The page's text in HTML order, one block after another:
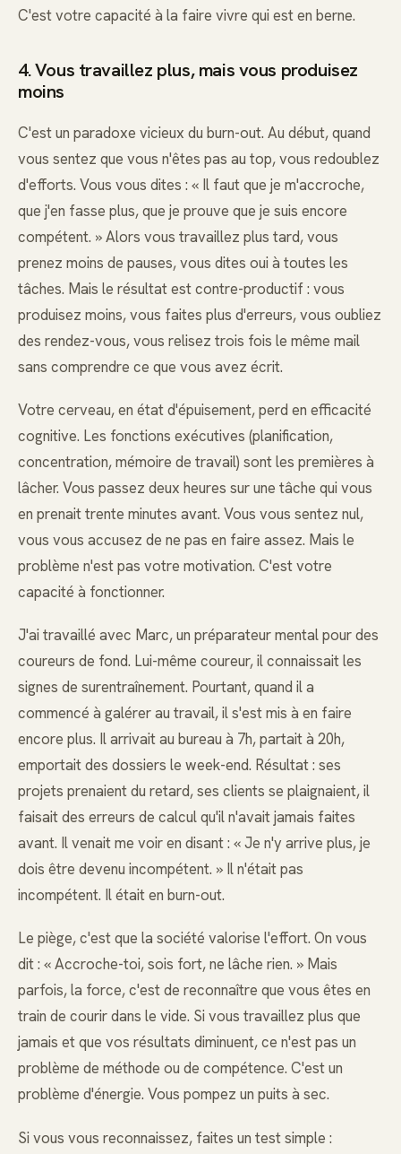
C'est votre capacité à la faire vivre qui est en berne.
4. Vous travaillez plus, mais vous produisez
moins
C'est un paradoxe vicieux du burn-out. Au début, quand
vous sentez que vous n'êtes pas au top, vous redoublez
d'efforts. Vous vous dites : « Il faut que je m'accroche,
que j'en fasse plus, que je prouve que je suis encore
compétent. » Alors vous travaillez plus tard, vous
prenez moins de pauses, vous dites oui à toutes les
tâches. Mais le résultat est contre-productif : vous
produisez moins, vous faites plus d'erreurs, vous oubliez
des rendez-vous, vous relisez trois fois le même mail
sans comprendre ce que vous avez écrit.
Votre cerveau, en état d'épuisement, perd en efficacité
cognitive. Les fonctions exécutives (planification,
concentration, mémoire de travail) sont les premières à
lâcher. Vous passez deux heures sur une tâche qui vous
en prenait trente minutes avant. Vous vous sentez nul,
vous vous accusez de ne pas en faire assez. Mais le
problème n'est pas votre motivation. C'est votre
capacité à fonctionner.
J'ai travaillé avec Marc, un préparateur mental pour des
coureurs de fond. Lui-même coureur, il connaissait les
signes de surentraînement. Pourtant, quand il a
commencé à galérer au travail, il s'est mis à en faire
encore plus. Il arrivait au bureau à 7h, partait à 20h,
emportait des dossiers le week-end. Résultat : ses
projets prenaient du retard, ses clients se plaignaient, il
faisait des erreurs de calcul qu'il n'avait jamais faites
avant. Il venait me voir en disant : « Je n'y arrive plus, je
dois être devenu incompétent. » Il n'était pas
incompétent. Il était en burn-out.
Le piège, c'est que la société valorise l'effort. On vous
dit : « Accroche-toi, sois fort, ne lâche rien. » Mais
parfois, la force, c'est de reconnaître que vous êtes en
train de courir dans le vide. Si vous travaillez plus que
jamais et que vos résultats diminuent, ce n'est pas un
problème de méthode ou de compétence. C'est un
problème d'énergie. Vous pompez un puits à sec.
Si vous vous reconnaissez, faites un test simple :